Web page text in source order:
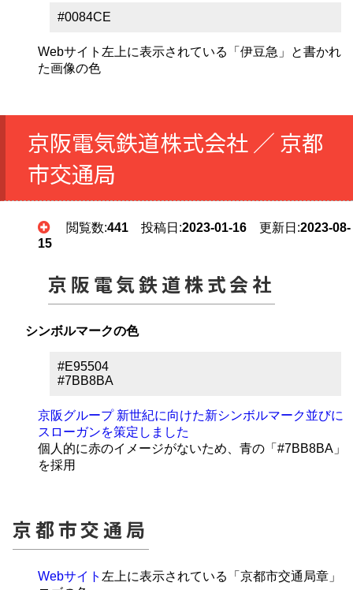
#0084CE
Webサイト左上に表示されている「伊豆急」と書かれ
た画像の色
京阪電気鉄道株式会社 ／ 京都
市交通局
閲覧数:441 投稿日:2023-01-16 更新日:2023-08-
15
京阪電気鉄道株式会社
シンボルマークの色
#E95504
#7BB8BA
京阪グループ 新世紀に向けた新シンボルマーク並びに
スローガンを策定しました
個人的に赤のイメージがないため、青の「#7BB8BA」
を採用
京都市交通局
Webサイト 左上に表示されている「京都市交通局章」